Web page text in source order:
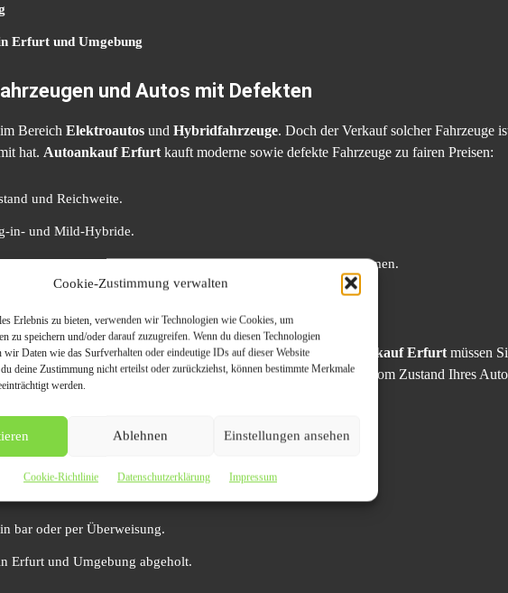
Cookie-Zustimmung verwalten
Erlebnis zu bieten, verwenden wir Technologien wie Cookies, um
zu speichern und/oder darauf zuzugreifen. Wenn du diesen Technologien
wir Daten wie das Surfverhalten oder eindeutige IDs auf dieser Website
deine Zustimmung nicht erteilst oder zurückziehst, können bestimmte Merkmale
werden.
Ablehnen Einstellungen ansehen
Cookie-Richtlinie Datenschutzerklärung Impressum
Erfurt und Umgebung
und Autos mit Defekten
Bereich Elektroautos und Hybridfahrzeuge. Doch der Verkauf solcher Fahrzeuge
hat. Autoankauf Erfurt kauft moderne sowie defekte Fahrzeuge zu fairen Preisen:
und Reichweite.
in- und Mild-Hybride.
Unfallschäden– Auch nicht fahrbereite Fahrzeuge sind willkommen.
kann den Verkaufsprozess erschweren. Doch bei Autoankauf Erfurt müssen
und garantieren Ihnen eine faire Abwicklung – unabhängig vom Zustand Ihres
vor Ort oder anhand von Fotos.
bar oder per Überweisung.
Erfurt und Umgebung abgeholt.